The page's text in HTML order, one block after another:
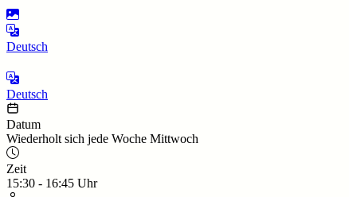
Deutsch
Deutsch
Datum
Wiederholt sich jede Woche Mittwoch
Zeit
15:30 - 16:45 Uhr